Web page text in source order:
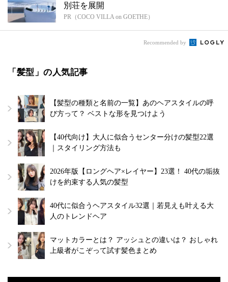
別荘を展開
PR（COCO VILLA on GOETHE）
Recommended by
「髪型」の人気記事
【髪型の種類と名前の一覧】あのヘアスタイルの呼
び方って？ ベストな形を見つけよう
【40代向け】大人に似合うセンター分けの髪型22選
｜スタイリング方法も
2026年版【ロングヘア×レイヤー】23選！ 40代の垢抜
けを約束する人気の髪型
40代に似合うヘアスタイル32選｜若見えも叶える大
人のトレンドヘア
マットカラーとは？ アッシュとの違いは？ おしゃれ
上級者がこぞって試す髪色まとめ